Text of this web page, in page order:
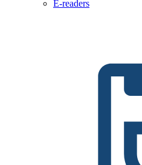
E-readers